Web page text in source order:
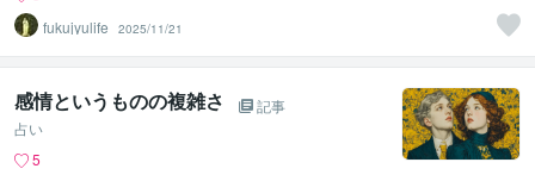
fukujyulife
2025/11/21
感情というものの複雑さ
記事
占い
5